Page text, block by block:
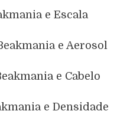
e Escala
e Aerosol
e Cabelo
e Densidade